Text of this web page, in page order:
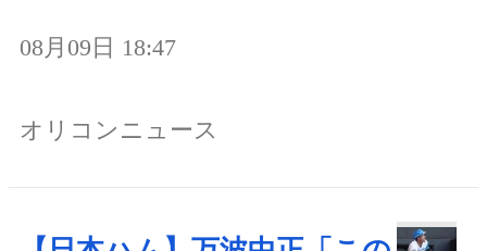
08月09日 18:47
オリコンニュース